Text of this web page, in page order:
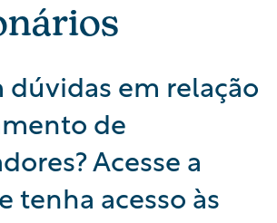
dúvidas em relação
de
Acesse a
tenha acesso às